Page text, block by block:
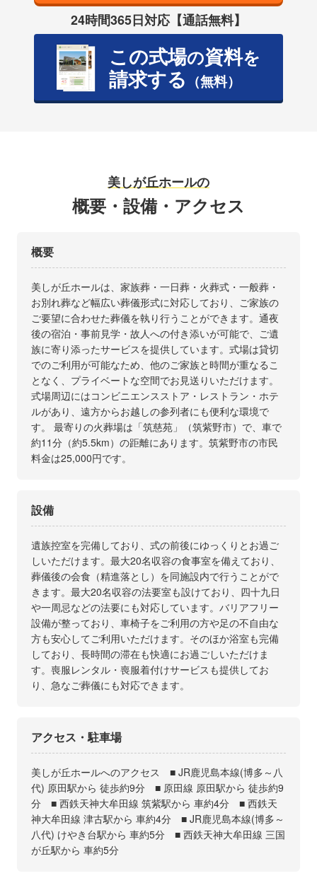
24時間365日対応【通話無料】
この式場の資料を
請求する （無料）
美しが丘ホールの
概要・設備・アクセス
概要
美しが丘ホールは、家族葬・一日葬・火葬式・一般葬・
お別れ葬など幅広い葬儀形式に対応しており、ご家族の
ご要望に合わせた葬儀を執り行うことができます。通夜
後の宿泊・事前見学・故人への付き添いが可能で、ご遺
族に寄り添ったサービスを提供しています。式場は貸切
でのご利用が可能なため、他のご家族と時間が重なるこ
となく、プライベートな空間でお見送りいただけます。
式場周辺にはコンビニエンスストア・レストラン・ホテ
ルがあり、遠方からお越しの参列者にも便利な環境で
す。 最寄りの火葬場は「筑慈苑」（筑紫野市）で、車で
約11分（約5.5km）の距離にあります。筑紫野市の市民
料金は25,000円です。
設備
遺族控室を完備しており、式の前後にゆっくりとお過ご
しいただけます。最大20名収容の食事室を備えており、
葬儀後の会食（精進落とし）を同施設内で行うことがで
きます。最大20名収容の法要室も設けており、四十九日
や一周忌などの法要にも対応しています。バリアフリー
設備が整っており、車椅子をご利用の方や足の不自由な
方も安心してご利用いただけます。そのほか浴室も完備
しており、長時間の滞在も快適にお過ごしいただけま
す。喪服レンタル・喪服着付けサービスも提供してお
り、急なご葬儀にも対応できます。
アクセス・駐車場
美しが丘ホールへのアクセス ■ JR鹿児島本線(博多～八
代) 原田駅から 徒歩約9分 ■ 原田線 原田駅から 徒歩約9
分 ■ 西鉄天神大牟田線 筑紫駅から 車約4分 ■ 西鉄天
神大牟田線 津古駅から 車約4分 ■ JR鹿児島本線(博多～
八代) けやき台駅から 車約5分 ■ 西鉄天神大牟田線 三国
が丘駅から 車約5分